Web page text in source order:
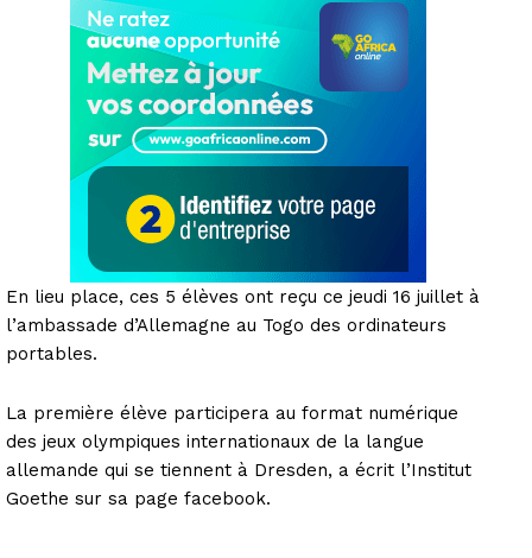
En lieu place, ces 5 élèves ont reçu ce jeudi 16 juillet à
l’ambassade d’Allemagne au Togo des ordinateurs
portables.
La première élève participera au format numérique
des jeux olympiques internationaux de la langue
allemande qui se tiennent à Dresden, a écrit l’Institut
Goethe sur sa page facebook.